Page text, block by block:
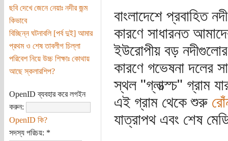
ছবি দেখে জেনে নেয়াঃ নদীর জন্ম
কিভাবে
বিচ্ছিন্ন ঘটনাবলি [পর্ব দুই] আমার
প্রথম ও শেষ তাবলীগ চিল্লা
পরিবেশ নিয়ে উচ্চ শিক্ষাঃ কোথায়
আছে স্কলারশিপ?
OpenID ব্যবহার করে লগইন
করুন:
OpenID কি?
সদস্য পরিচয়: *
বাংলাদেশে প্রবাহিত
কারণে সাধারনত
ইউরোপীয় বড়
কারণে গভেষনা দলের
স্থল "গ্লাত্স্চ" গ্রাম
এই গ্রাম থেকে শুরু
যাত্রাপথ এবং শেষ